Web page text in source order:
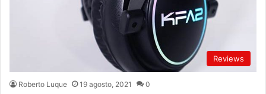
Reviews
Roberto Luque 19 agosto, 2021 0